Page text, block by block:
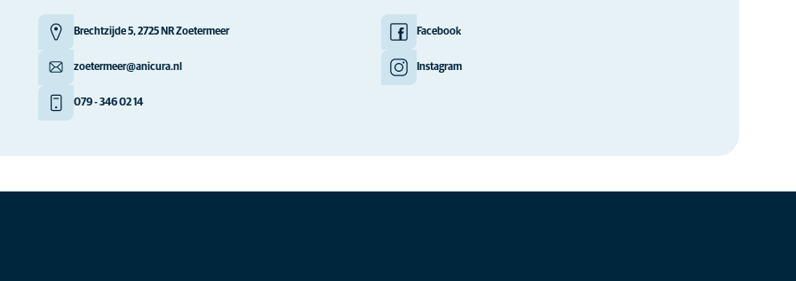
Brechtzijde 5, 2725 NR Zoetermeer
zoetermeer@anicura.nl
079 - 346 02 14
Facebook
Instagram